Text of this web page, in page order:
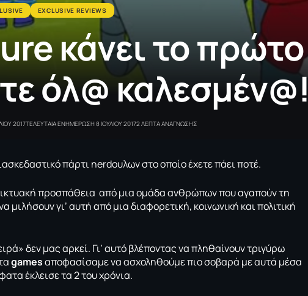
EXCLUSIVE REVIEWS
κάνει το
όλ@
2017ΤΕΛΕΥΤΑΙΑ ΕΝΗΜΕΡΩΣΗ 8 ΙΟΥΛΙΟΥ 20172 ΛΕΠΤΑ ΑΝΑΓΝΩΣΗΣ
πάρτι nerdουλων στο οποίο έχετε πάει ποτέ.
προσπάθεια από μια ομάδα ανθρώπων που αγαπούν τη
γι’ αυτή από μια διαφορετική, κοινωνική και πολιτική
δεν μας αρκεί. Γι’ αυτό βλέποντας να πληθαίνουν τριγύρω
gamesαποφασίσαμε να ασχοληθούμε πιο σοβαρά με αυτά μέσα
έκλεισε τα 2 του χρόνια.